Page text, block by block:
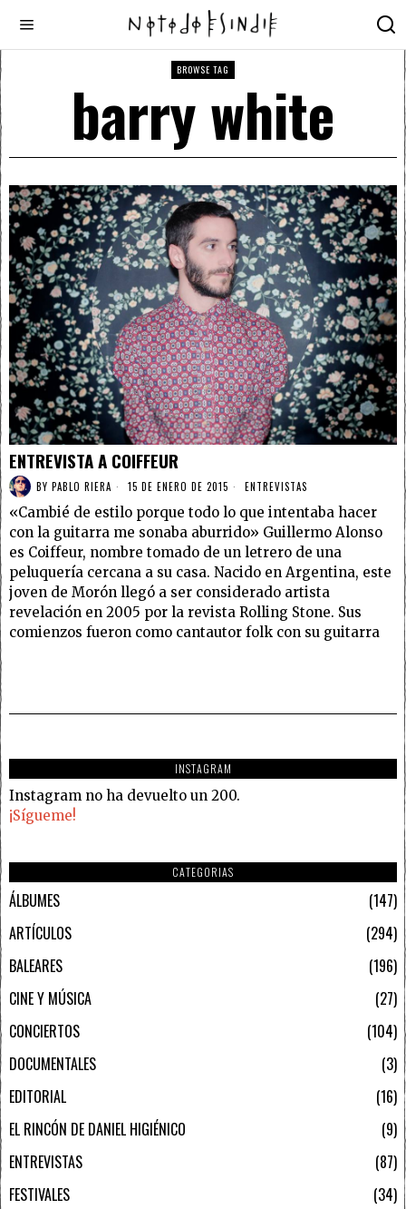
BROWSE TAG
barry white
ENTREVISTA A COIFFEUR
BY PABLO RIERA 15 DE ENERO DE 2015 ENTREVISTAS
«Cambié de estilo porque todo lo que intentaba hacer
con la guitarra me sonaba aburrido» Guillermo Alonso
es Coiffeur, nombre tomado de un letrero de una
peluquería cercana a su casa. Nacido en Argentina, este
joven de Morón llegó a ser considerado artista
revelación en 2005 por la revista Rolling Stone. Sus
comienzos fueron como cantautor folk con su guitarra
INSTAGRAM
Instagram no ha devuelto un 200.
¡Sígueme!
CATEGORIAS
ÁLBUMES
147
ARTÍCULOS
294
BALEARES
196
CINE Y MÚSICA
27
CONCIERTOS
104
DOCUMENTALES
3
EDITORIAL
16
EL RINCÓN DE DANIEL HIGIÉNICO
9
ENTREVISTAS
87
FESTIVALES
34